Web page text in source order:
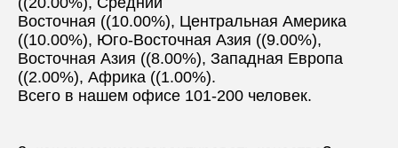
Восточная ((10.00%), Центральная Америка
((10.00%), Юго-Восточная Азия ((9.00%),
Восточная Азия ((8.00%), Западная Европа
((2.00%), Африка ((1.00%).
Всего в нашем офисе 101-200 человек.